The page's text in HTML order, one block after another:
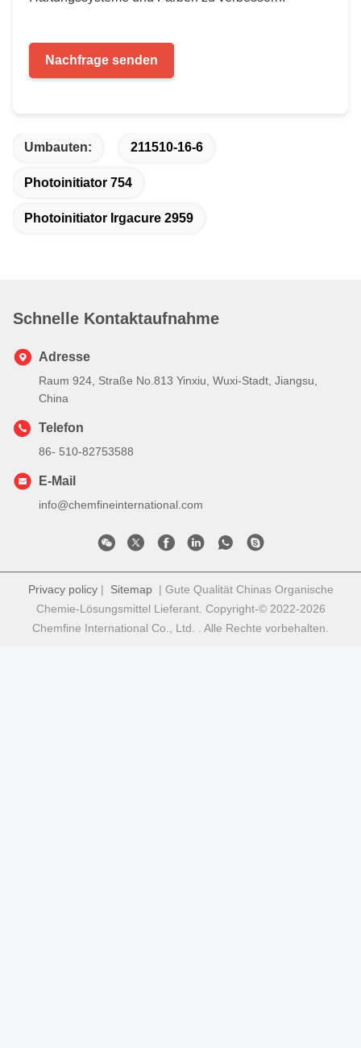
Nachfrage senden
Umbauten: 211510-16-6
Photoinitiator 754
Photoinitiator Irgacure 2959
Schnelle Kontaktaufnahme
Adresse
Raum 924, Straße No.813 Yinxiu, Wuxi-Stadt, Jiangsu,
China
Telefon
86- 510-82753588
E-Mail
info@chemfineinternational.com
Privacy policy| Sitemap| Gute Qualität Chinas Organische
Chemie-Lösungsmittel Lieferant. Copyright-© 2022-2026
Chemfine International Co., Ltd. . Alle Rechte vorbehalten.